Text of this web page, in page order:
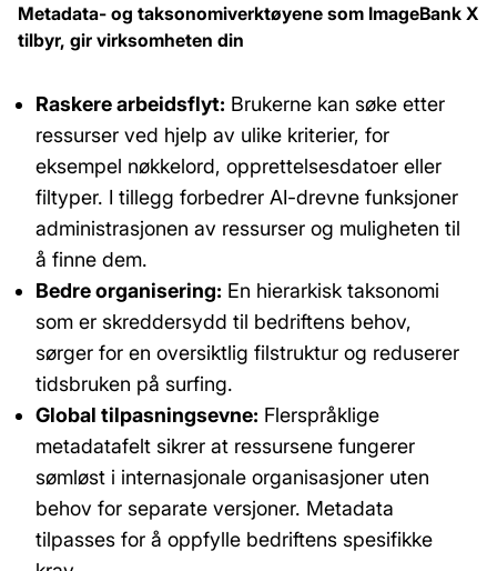
Metadata- og taksonomiverktøyene som ImageBank X
tilbyr, gir virksomheten din
Raskere arbeidsflyt: Brukerne kan søke etter
ressurser ved hjelp av ulike kriterier, for
eksempel nøkkelord, opprettelsesdatoer eller
filtyper. I tillegg forbedrer AI-drevne funksjoner
administrasjonen av ressurser og muligheten til
å finne dem.
Bedre organisering: En hierarkisk taksonomi
som er skreddersydd til bedriftens behov,
sørger for en oversiktlig filstruktur og reduserer
tidsbruken på surfing.
Global tilpasningsevne: Flerspråklige
metadatafelt sikrer at ressursene fungerer
sømløst i internasjonale organisasjoner uten
behov for separate versjoner. Metadata
tilpasses for å oppfylle bedriftens spesifikke